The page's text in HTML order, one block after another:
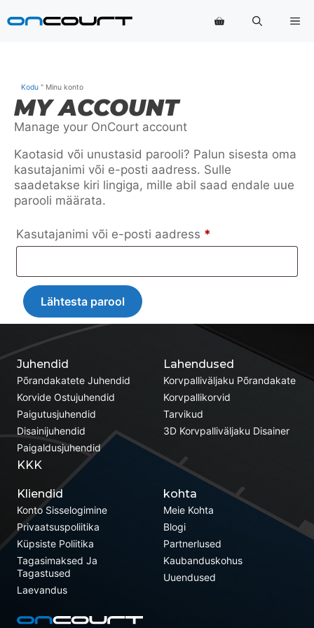
to
Kodu " Minu konto
MY ACCOUNT
Manage your OnCourt account
Kaotasid või unustasid parooli? Palun sisesta oma
kasutajanimi või e-posti aadress. Sulle
saadetakse kiri lingiga, mille abil saad endale uue
parooli määrata.
Kasutajanimi või e-posti aadress *
Lähtesta parool
Lahendused
Korvpalliväljaku Põrandakate
Korvpallikorvid
Tarvikud
3D Korvpalliväljaku Disainer
Juhendid
Põrandakatete Juhendid
Korvide Ostujuhendid
Paigutusjuhendid
Disainijuhendid
Paigaldusjuhendid
KKK
Kliendid
Konto Sisselogimine
Privaatsuspoliitika
Küpsiste Poliitika
Tagasimaksed Ja
Tagastused
Laevandus
kohta
Meie Kohta
Blogi
Partnerlused
Kaubanduskohus
Uuendused